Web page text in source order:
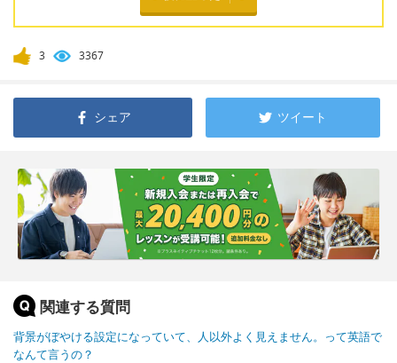
3 3367
シェア ツイート
関連する質問
背景がぼやける設定になっていて、人以外よく見えません。って英語で
なんて言うの？